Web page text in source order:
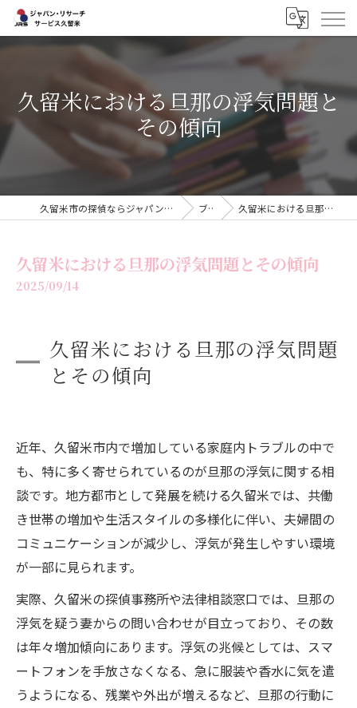
久留米における旦那の浮気問題と
その傾向
久留米市の探偵ならジャパン・リサーチサービス久留米 ブログ 久留米における旦那の浮気問題とその傾向
久留米における旦那の浮気問題とその傾向
2025/09/14
久留米における旦那の浮気問題
とその傾向
近年、久留米市内で増加している家庭内トラブルの中で
も、特に多く寄せられているのが旦那の浮気に関する相
談です。地方都市として発展を続ける久留米では、共働
き世帯の増加や生活スタイルの多様化に伴い、夫婦間の
コミュニケーションが減少し、浮気が発生しやすい環境
が一部に見られます。
実際、久留米の探偵事務所や法律相談窓口では、旦那の
浮気を疑う妻からの問い合わせが目立っており、その数
は年々増加傾向にあります。浮気の兆候としては、スマ
ートフォンを手放さなくなる、急に服装や香水に気を遣
うようになる、残業や外出が増えるなど、旦那の行動に